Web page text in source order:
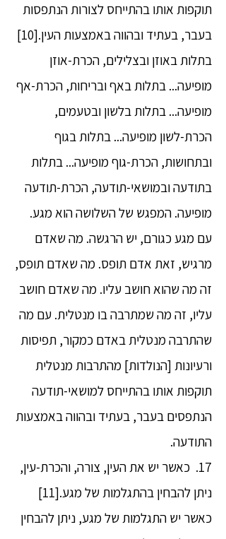
תוקפות אותו בהתייחס לצורות הנתפסות
בעבר, בעתיד ובהווה באמצעות העין.[10]
בתלות באוזן ובצלילים, הכרת-אוזן
מופיעה... בתלות באף ובריחות, הכרת-אף
מופיעה... בתלות בלשון ובטעמים,
הכרת-לשון מופיעה... בתלות בגוף
ובתחושות, הכרת-גוף מופיעה... בתלות
בתודעה ובמושאי-תודעה, הכרת-תודעה
מופיעה. המפגש של השלושה הוא מגע.
עם מגע כגורם, יש הרגשה. מה שאדם
מרגיש, זאת אדם תופס. מה שאדם תופס,
זה מה שהוא חושב עליו. מה שאדם חושב
עליו, זה מה שמתרבה בו מנטלית. עם מה
שהתרבה מנטלית באדם כמקור, תפיסות
ורעיונות [הנולדות] מהתרבות מנטלית
תוקפות אותו בהתייחס למושאי-תודעה
הנתפסים בעבר, בעתיד ובהווה באמצעות
התודעה.
17. כאשר יש את העין, צורה, והכרת-עין,
ניתן להבחין בהתגלמות של מגע.[11]
כאשר יש התגלמות של מגע, ניתן להבחין